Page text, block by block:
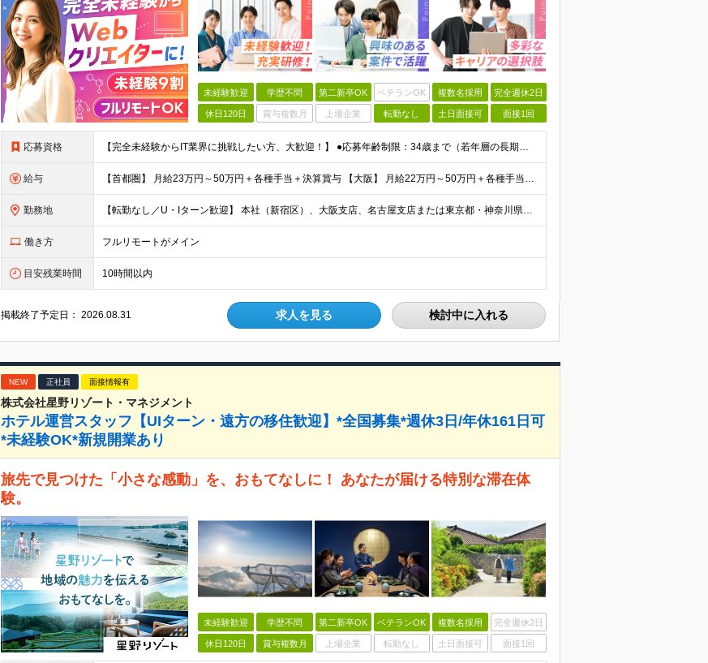
未経験歓迎 学歴不問 第二新卒OK ベテランOK 複数名採用 完全週休2日
休日120日 賞与複数月 上場企業 転勤なし 土日面接可 面接1回
応募資格 【完全未経験からIT業界に挑戦したい方、大歓迎！】 ●応募年齢制限：34歳まで（若年層の長期キャリア形成を図るため） ★学歴不問・転職回数不問 ★第二新卒・社会人デビューOK 【こんな方を求めていま
給与 【首都圏】 月給23万円～50万円＋各種手当＋決算賞与 【大阪】 月給22万円～50万円＋各種手当＋決算賞与 【愛知】 月給21.5万円～50万円＋各種手当＋決算賞与 【福岡・宮城】 月給20万
勤務地 【転勤なし／U・Iターン歓迎】 本社（新宿区）、大阪支店、名古屋支店または東京都・神奈川県・千葉県・埼玉県・愛知県・大阪府・福岡県をはじめ、全国のプロジェクト先 ※ご希望を最大限考慮して配属先を決定
働き方 フルリモートがメイン
目安残業時間 10時間以内
掲載終了予定日：2026.08.31 求人を見る 検討中に入れる
NEW 正社員 面接情報有
株式会社星野リゾート・マネジメント
ホテル運営スタッフ【UIターン・遠方の移住歓迎】*全国募集*週休3日/年休161日可
*未経験OK*新規開業あり
旅先で見つけた「小さな感動」を、おもてなしに！ あなたが届ける特別な滞在体
験。
未経験歓迎 学歴不問 第二新卒OK ベテランOK 複数名採用 完全週休2日
休日120日 賞与複数月 上場企業 転勤なし 土日面接可 面接1回